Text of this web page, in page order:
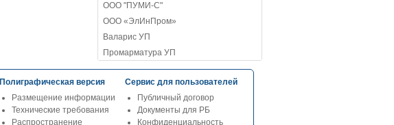
ООО "ПУМИ-С"
ООО «ЭлИнПром»
Валарис УП
Промарматура УП
Полиграфическая версия
Размещение информации
Технические требования
Распространение
Сервис для пользователей
Публичный договор
Документы для РБ
Конфиденциальность